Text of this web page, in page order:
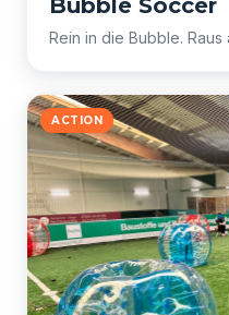
Rein in die Bubble. Raus
ACTION